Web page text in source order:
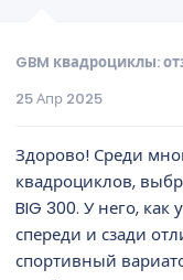
GBM квадроциклы:
25 Апр 2025
Здорово! Среди
квадроциклов,
BIG 300. У него, как
спереди и сзади
спортивный